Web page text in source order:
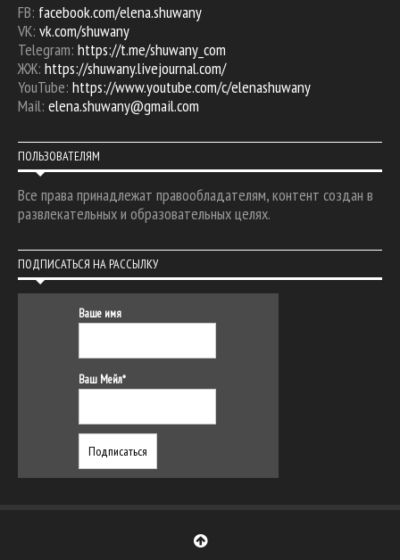
FB: facebook.com/elena.shuwany
VK: vk.com/shuwany
Telegram: https://t.me/shuwany_com
ЖЖ: https://shuwany.livejournal.com/
YouTube: https://www.youtube.com/c/elenashuwany
Mail: elena.shuwany@gmail.com
ПОЛЬЗОВАТЕЛЯМ
Все права принадлежат правообладателям, контент создан в
развлекательных и образовательных целях.
ПОДПИСАТЬСЯ НА РАССЫЛКУ
Ваше имя
Ваш Мейл*